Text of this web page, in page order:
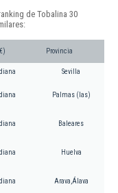
de Tobalina 30
Provincia
Sevilla
Palmas (las)
Baleares
Huelva
Arava,Álava